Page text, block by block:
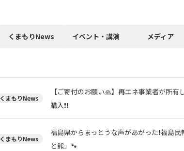
くまもりNews イベント・講演 メディア
くまもりNews
【ご寄付のお願い🙏】再エネ事業者が所
購入❗❗
くまもりNews
福島県からまっとうな声があがった❗福島
と熊」🐾